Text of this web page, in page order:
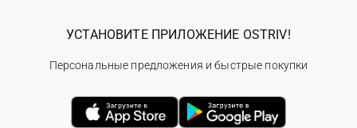
УСТАНОВИТЕ ПРИЛОЖЕНИЕ OSTRIV!
Персональные предложения и быстрые покупки